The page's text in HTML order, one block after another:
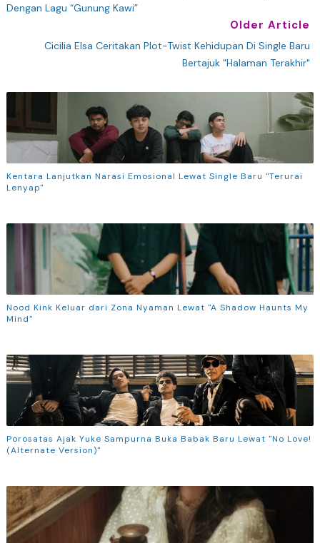
Dengan Lagu “Gunung Kawi”
Older Article
Cicilia Elsa Ceritakan Plot-Twist Kehidupan Di Single Baru
Bertajuk "Halaman Terakhir"
Kentara Lanjutkan Narasi Emosional Lewat Single Baru "Terurai
Lenyap"
Nood Kink Keluar dari Zona Nyaman Lewat "A Shadow Haunts My
Mind"
Porosatas Ajak Yuke Sampurna Buka Babak Baru Lewat "No Love!
(Alternate Version)"